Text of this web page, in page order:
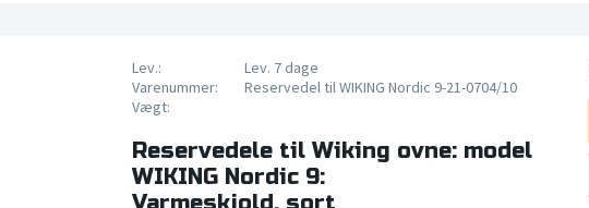
Lev.:
Lev. 7 dage
Varenummer:
Reservedel til WIKING Nordic 9-21-0704/10
Vægt:
Reservedele til Wiking ovne: model
WIKING Nordic 9: